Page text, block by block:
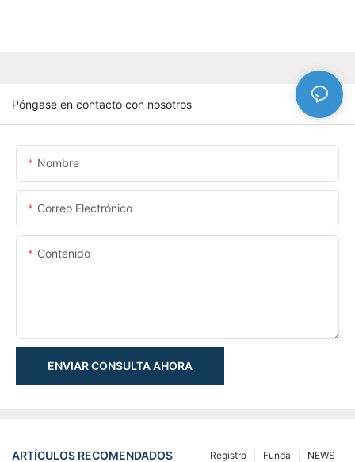
Póngase en contacto con nosotros
Nombre
Correo Electrónico
Contenido
ENVIAR CONSULTA AHORA
ARTÍCULOS RECOMENDADOS NEWS
Funda
Registro